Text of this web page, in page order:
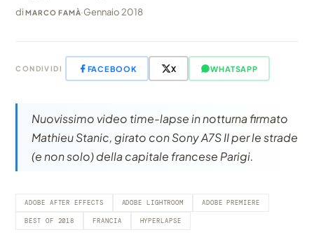
diMARCO FAMÀ·Gennaio 2018
CONDIVIDI FACEBOOK X WHATSAPP
Nuovissimo video time-lapse in notturna firmato
Mathieu Stanic, girato con Sony A7S II per le strade
(e non solo) della capitale francese Parigi.
ADOBE AFTER EFFECTS ADOBE LIGHTROOM ADOBE PREMIERE
BEST OF 2018 FRANCIA HYPERLAPSE